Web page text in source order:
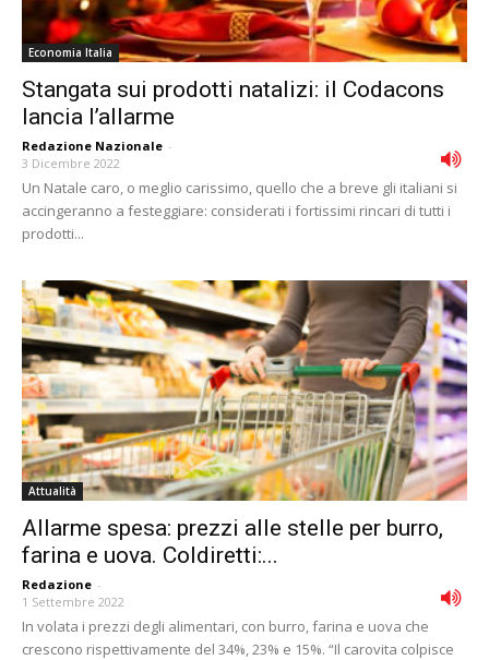
Economia Italia
Stangata sui prodotti natalizi: il Codacons
lancia l’allarme
Redazione Nazionale -
3 Dicembre 2022
Un Natale caro, o meglio carissimo, quello che a breve gli italiani si
accingeranno a festeggiare: considerati i fortissimi rincari di tutti i
prodotti...
Attualità
Allarme spesa: prezzi alle stelle per burro,
farina e uova. Coldiretti:...
Redazione -
1 Settembre 2022
In volata i prezzi degli alimentari, con burro, farina e uova che
crescono rispettivamente del 34%, 23% e 15%. “Il carovita colpisce